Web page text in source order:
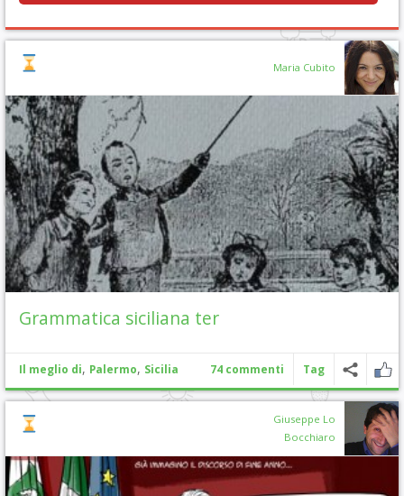
Maria Cubito
Grammatica siciliana ter
Il meglio di, Palermo, Sicilia 74 commenti Tag
Giuseppe Lo
Bocchiaro